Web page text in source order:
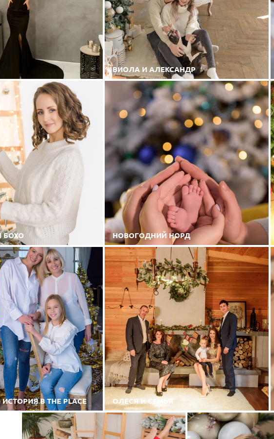
ВИОЛА И АЛЕКСАНДР
БОХО НОВОГОДНИЙ НОРД
В THE PLACE ОЛЕСЯ И СЕМЬЯ